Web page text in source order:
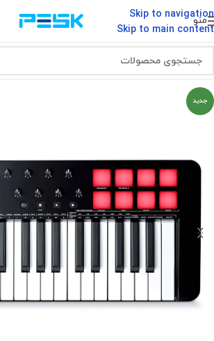
Skip to navigation
Skip to main content
منو
جدید